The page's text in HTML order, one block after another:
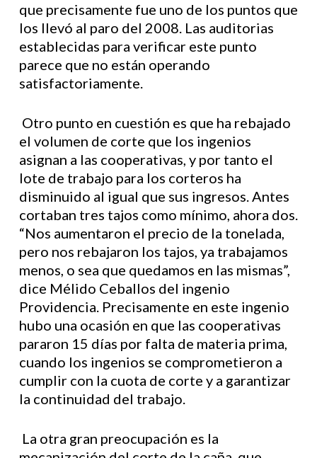
que precisamente fue uno de los puntos que
los llevó al paro del 2008. Las auditorias
establecidas para verificar este punto
parece que no están operando
satisfactoriamente.
Otro punto en cuestión es que ha rebajado
el volumen de corte que los ingenios
asignan a las cooperativas, y por tanto el
lote de trabajo para los corteros ha
disminuido al igual que sus ingresos. Antes
cortaban tres tajos como mínimo, ahora dos.
“Nos aumentaron el precio de la tonelada,
pero nos rebajaron los tajos, ya trabajamos
menos, o sea que quedamos en las mismas”,
dice Mélido Ceballos del ingenio
Providencia. Precisamente en este ingenio
hubo una ocasión en que las cooperativas
pararon 15 días por falta de materia prima,
cuando los ingenios se comprometieron a
cumplir con la cuota de corte y a garantizar
la continuidad del trabajo.
La otra gran preocupación es la